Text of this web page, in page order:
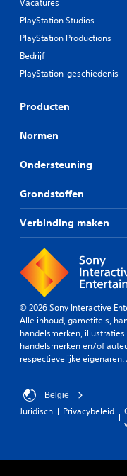
Vacatures
PlayStation Studios
PlayStation Productions
Bedrijf
PlayStation-geschiedenis
Producten
Normen
Ondersteuning
Grondstoffen
Verbinding maken
© 2026 Sony Interactive
Alle inhoud, gametitels,
handelsmerken,
handelsmerken en/of
respectievelijke
België
Juridisch Privacybeleid